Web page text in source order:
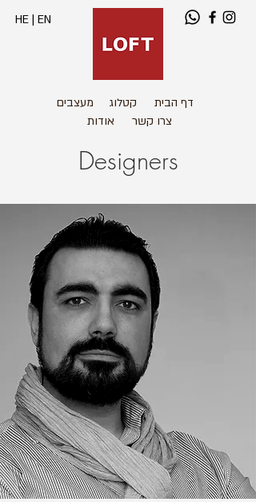
HE| EN
דף הבית קטלוג
מעצבים
צרו קשר
אודות
Designers